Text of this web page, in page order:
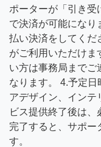
ポーターが「引き受
で決済が可能になり
払い決済をしてくだ
がご利用いただけま
い方は事務局までご
なります。 4.予定日
アデザイン、インテ
ビス提供終了後は
完了すると、サポー
す。